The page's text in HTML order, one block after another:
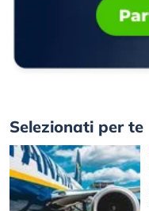
Selezionati per te